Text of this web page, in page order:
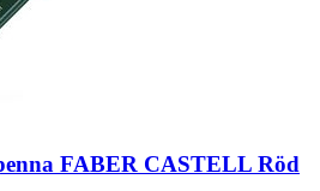
FABER CASTELL Röd